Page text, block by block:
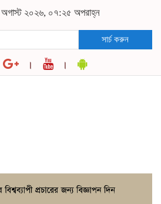
২০২৬, ০৭:২৫ অপরাহ্ন
সার্চ করুন